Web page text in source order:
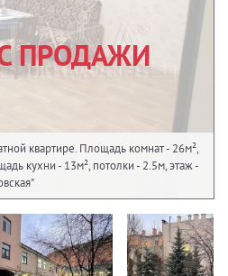
ПРОДАЖИ
квартире. Площадь комнат - 26м²,
кухни - 13м², потолки - 2.5м, этаж -